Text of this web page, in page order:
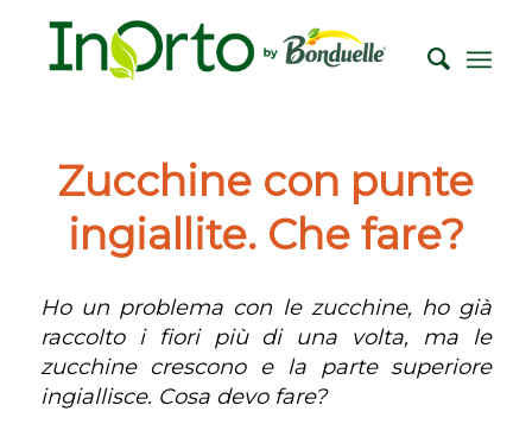
Zucchine con punte
ingiallite. Che fare?
Ho un problema con le zucchine, ho già
raccolto i fiori più di una volta, ma le
zucchine crescono e la parte superiore
ingiallisce. Cosa devo fare?